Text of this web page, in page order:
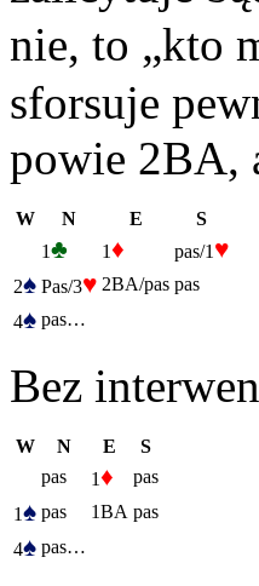
nie, to „kto
sforsuje
powie 2BA,
W N E
S
1♣ 1♦ pas/1 ♥
2♠ Pas/3♥ 2BA/pas pas
4♠ pas…
Bez
W N E
S
pas
1♦
pas
1♠ pas 1BA pas
4♠ pas…